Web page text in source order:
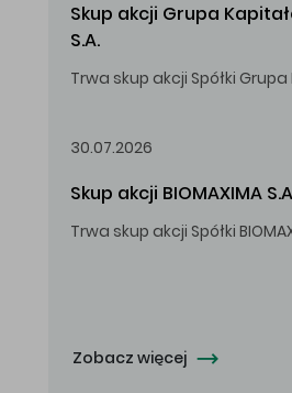
Skup akcji Grupa
S.A.
Trwa skup akcji Spółki
30.07.2026
Skup akcji BIOMAXIMA
Zobacz więcej